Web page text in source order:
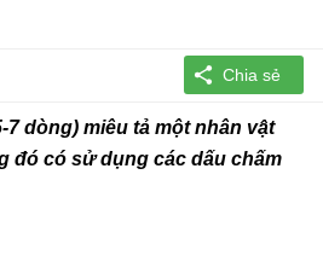
7 dòng) miêu tả một nhân vật
đó có sử dụng các dấu chấm